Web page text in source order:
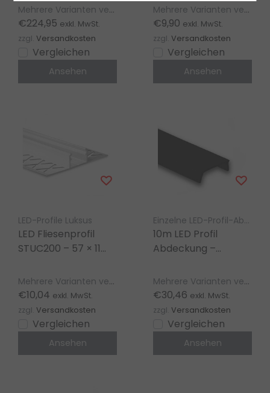
300/400, T3H
Homam, T3 Deneb
Mehrere Varianten verfügbar
€224,95 exkl. MwSt.
zzgl. Versandkosten
Vergleichen
Ansehen
| Für LED Streifen bis
12,4 mm
Mehrere Varianten verfügbar
€9,90 exkl. MwSt.
zzgl. Versandkosten
Vergleichen
Ansehen
LED-Profile Luksus
LED Fliesenprofil
STUC200 – 57 × 11
| Für LED Streifen bis
14 mm
Mehrere Varianten verfügbar
€10,04 exkl. MwSt.
zzgl. Versandkosten
Vergleichen
Ansehen
Einzelne LED-Profil-Abdeckung LED Gigant
10m LED Profil
Abdeckung –
304, 318, 323,
Stuc300/400, T3H
Homam, T3 Deneb
Mehrere Varianten verfügbar
€30,46 exkl. MwSt.
zzgl. Versandkosten
Vergleichen
Ansehen